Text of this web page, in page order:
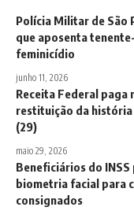
Polícia Militar de São
que aposenta
feminicídio
junho 11, 2026
Receita Federal paga
restituição da
(29)
maio 29, 2026
Beneficiários do
biometria facial para
consignados